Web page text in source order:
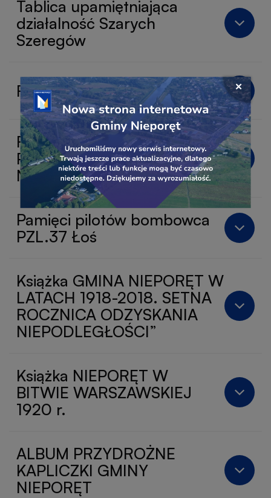
Przejdź
do
linku
banera
okno
popup
Tablica upamiętniająca
działalność Szarych
Szeregów
Figura św. Jana Chrzciciela
Figura Matki Bożej
Pocieszycielki Strapionych w
Nieporęcie
Pamięci pilotów bombowca
PZL.37 Łoś
Książka GMINA NIEPORĘT W
LATACH 1918-2018. SETNA
ROCZNICA ODZYSKANIA
NIEPODLEGŁOŚCI”
Książka NIEPORĘT W
BITWIE WARSZAWSKIEJ
1920 r.
ALBUM PRZYDROŻNE
KAPLICZKI GMINY
NIEPORĘT